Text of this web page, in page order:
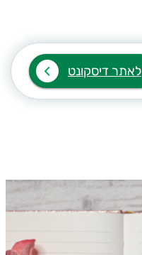
לאתר דיסקונט